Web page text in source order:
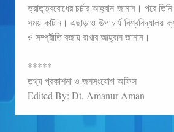
ভ্রাতৃত্ববোধের চর্চার আহ্বান জানান। পরে তিনি
সময় কাটান। এছাড়াও উপাচার্য
ও সম্প্রীতি বজায় রাখার আহ্বান জানান।
*****
তথ্য প্রকাশনা ও জনসংযোগ অফিস
Edited By: Dt. Amanur Aman